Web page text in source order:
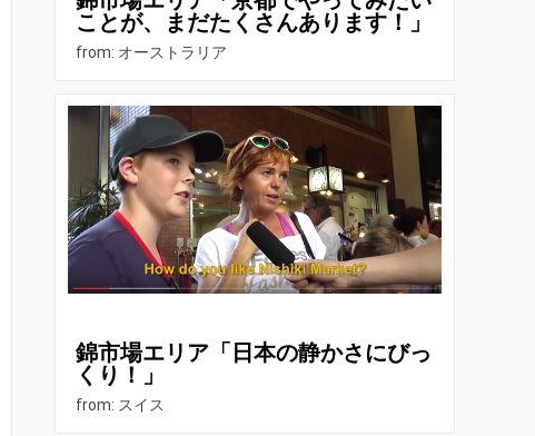
ことが、まだたくさんあります！」
from: オーストラリア
錦市場エリア「日本の静かさにびっ
くり！」
from: スイス